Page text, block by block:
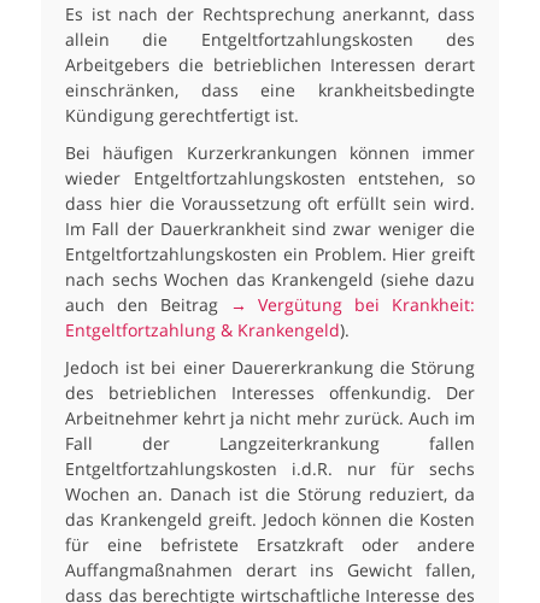
Es ist nach der Rechtsprechung anerkannt, dass
allein die Entgeltfortzahlungskosten des
Arbeitgebers die betrieblichen Interessen derart
einschränken, dass eine krankheitsbedingte
Kündigung gerechtfertigt ist.
Bei häufigen Kurzerkrankungen können immer
wieder Entgeltfortzahlungskosten entstehen, so
dass hier die Voraussetzung oft erfüllt sein wird.
Im Fall der Dauerkrankheit sind zwar weniger die
Entgeltfortzahlungskosten ein Problem. Hier greift
nach sechs Wochen das Krankengeld (siehe dazu
auch den Beitrag
→ Vergütung bei Krankheit:
Entgeltfortzahlung & Krankengeld).
Jedoch ist bei einer Dauererkrankung die Störung
des betrieblichen Interesses offenkundig. Der
Arbeitnehmer kehrt ja nicht mehr zurück. Auch im
Fall der Langzeiterkrankung fallen
Entgeltfortzahlungskosten i.d.R. nur für sechs
Wochen an. Danach ist die Störung reduziert, da
das Krankengeld greift. Jedoch können die Kosten
für eine befristete Ersatzkraft oder andere
Auffangmaßnahmen derart ins Gewicht fallen,
dass das berechtigte wirtschaftliche Interesse des